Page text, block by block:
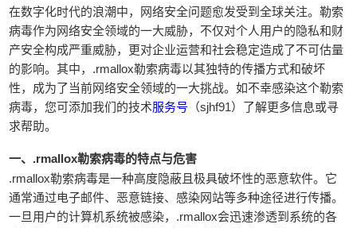
在数字化时代的浪潮中，网络安全问题愈发受到全球关注。勒索
病毒作为网络安全领域的一大威胁，不仅对个人用户的隐私和财
产安全构成严重威胁，更对企业运营和社会稳定造成了不可估量
的影响。其中，.rmallox勒索病毒以其独特的传播方式和破坏
性，成为了当前网络安全领域的一大挑战。如不幸感染这个勒索
病毒，您可添加我们的技术服务号 （sjhf91）了解更多信息或寻
求帮助。
一、.rmallox勒索病毒的特点与危害
.rmallox勒索病毒是一种高度隐蔽且极具破坏性的恶意软件。它
通常通过电子邮件、恶意链接、感染网站等多种途径进行传播。
一旦用户的计算机系统被感染，.rmallox会迅速渗透到系统的各